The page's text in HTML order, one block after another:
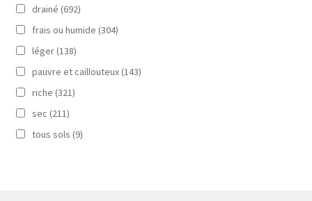
drainé (692)
frais ou humide (304)
léger (138)
pauvre et caillouteux (143)
riche (321)
sec (211)
tous sols (9)